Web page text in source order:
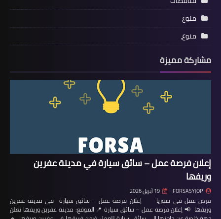
منوع
منوع،
مشاركة مميزة
إعلان فرصة عمل – سائق سيارة في مدينة عفرين
وريفها
FORSASYJOP 19 أبريل 2026
فرص عمل في سوريا إعلان فرصة عمل – سائق سيارة في مدينة عفرين
وريفها 📢 إعلان فرصة عمل – سائق سيارة 📍 الموقع: مدينة عفرين وريفها تعلن